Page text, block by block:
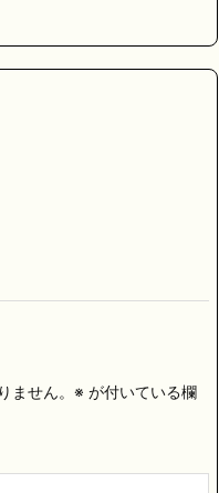
ません。 ※ が付いている欄